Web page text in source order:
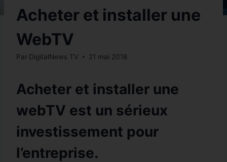
Acheter et installer une
WebTV
Par DigitalNews TV 21 mai 2018
Acheter et installer une
webTV est un sérieux
investissement pour
l’entreprise.